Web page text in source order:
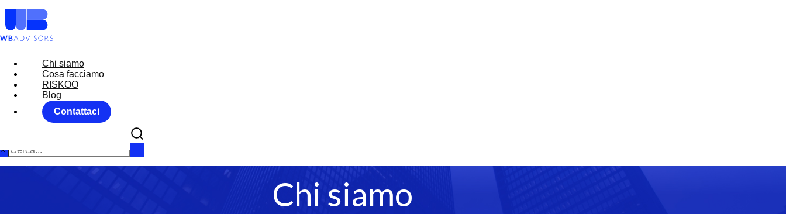
Chi siamo
Cosa facciamo
RISKOO
Blog
Contattaci
Chi siamo
Cosa facciamo
RISKOO
Blog
Contattaci
×
Chi siamo